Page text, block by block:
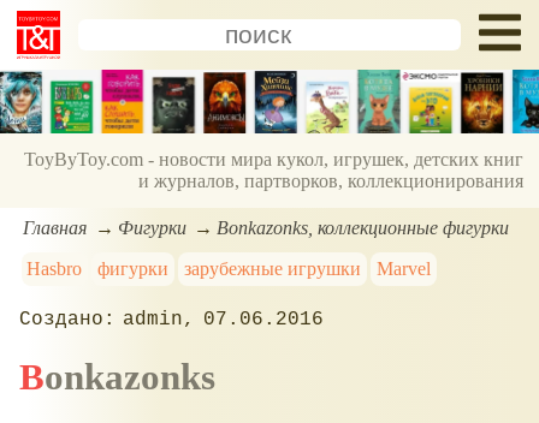
ToyByToy.com - новости мира кукол, игрушек, детских книг
и журналов, партворков, коллекционирования
Главная Фигурки
Bonkazonks, коллекционные фигурки
Hasbro
фигурки зарубежные игрушки Marvel
admin 07.06.2016
Bonkazonks